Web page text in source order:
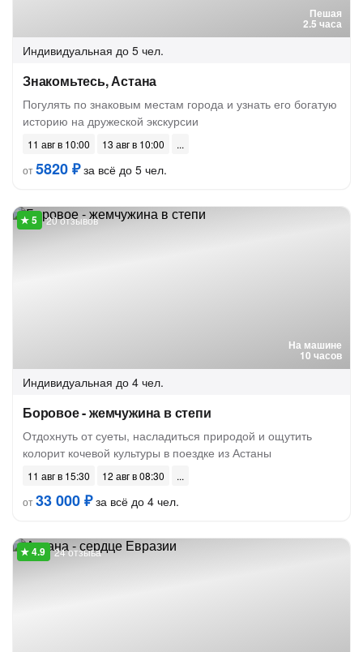
Пешая
2.5 часа
Индивидуальная до 5 чел.
Знакомьтесь, Астана
Погулять по знаковым местам города и узнать его богатую
историю на дружеской экскурсии
11 авг в 10:00
13 авг в 10:00
от5820 ₽за всё до 5 чел.
На машине
10 часов
20 отзывов
Индивидуальная до 4 чел.
Боровое - жемчужина в степи
Отдохнуть от суеты, насладиться природой и ощутить
колорит кочевой культуры в поездке из Астаны
11 авг в 15:30
12 авг в 08:30
от33 000 ₽за всё до 4 чел.
24 отзыва